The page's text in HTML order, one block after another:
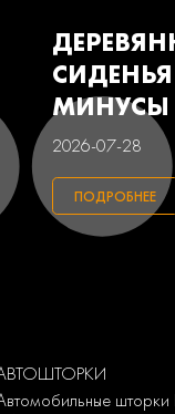
МИНУСЫ
2026-07-28
ПОДРОБНЕЕ
шторки